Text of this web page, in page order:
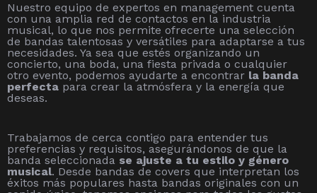
Nuestro equipo de expertos en management cuenta
con una amplia red de contactos en la industria
musical, lo que nos permite ofrecerte una selección
de bandas talentosas y versátiles para adaptarse a tus
necesidades. Ya sea que estés organizando un
concierto, una boda, una fiesta privada o cualquier
otro evento, podemos ayudarte a encontrar la banda
perfecta para crear la atmósfera y la energía que
deseas.
Trabajamos de cerca contigo para entender tus
preferencias y requisitos, asegurándonos de que la
banda seleccionada se ajuste a tu estilo y género
musical. Desde bandas de covers que interpretan los
éxitos más populares hasta bandas originales con un